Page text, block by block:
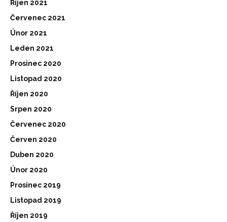
Říjen 2021
Červenec 2021
Únor 2021
Leden 2021
Prosinec 2020
Listopad 2020
Říjen 2020
Srpen 2020
Červenec 2020
Červen 2020
Duben 2020
Únor 2020
Prosinec 2019
Listopad 2019
Říjen 2019